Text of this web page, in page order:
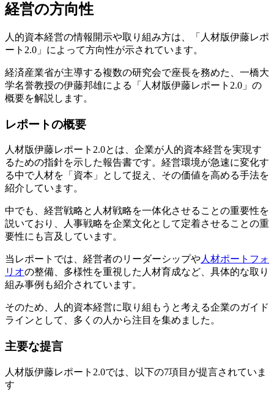
経営の方向性
人的資本経営の情報開示や取り組み方は、「人材版伊藤レポ
ート2.0」によって方向性が示されています。
経済産業省が主導する複数の研究会で座長を務めた、一橋大
学名誉教授の伊藤邦雄による「人材版伊藤レポート2.0」の
概要を解説します。
レポートの概要
人材版伊藤レポート2.0とは、企業が人的資本経営を実現す
るための指針を示した報告書です。経営環境が急速に変化す
る中で人材を「資本」として捉え、その価値を高める手法を
紹介しています。
中でも、経営戦略と人材戦略を一体化させることの重要性を
説いており、人事戦略を企業文化として定着させることの重
要性にも言及しています。
当レポートでは、経営者のリーダーシップや人材ポートフォ
リオの整備、多様性を重視した人材育成など、具体的な取り
組み事例も紹介されています。
そのため、人的資本経営に取り組もうと考える企業のガイド
ラインとして、多くの人から注目を集めました。
主要な提言
人材版伊藤レポート2.0では、以下の7項目が提言されていま
す